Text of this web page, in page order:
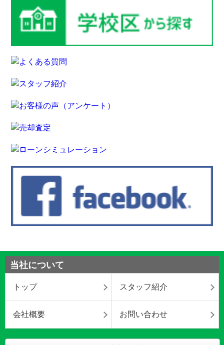
当社について
トップ スタッフ紹介
会社概要 お問い合わせ